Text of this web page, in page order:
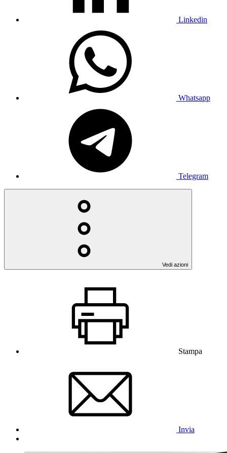
Linkedin
Whatsapp
Telegram
Vedi azioni
Stampa
Invia